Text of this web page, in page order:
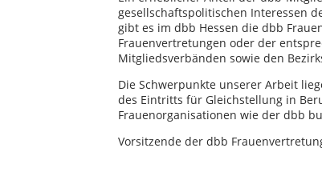
gesellschaftspolitischen Interessen
gibt es im dbb Hessen die dbb
Frauenvertretungen oder der
Mitgliedsverbänden sowie den
Die Schwerpunkte unserer Arbeit
des Eintritts für Gleichstellung in
Frauenorganisationen wie der dbb
Vorsitzende der dbb